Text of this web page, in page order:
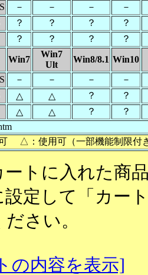
－ － －
－
？ ？ ？
？
？ ？ ？
？
Win7
Win7
Ult
Win8/8.1 Win10
－ － －
－
△ △ ？
？
△ △ ？
？
△：使用可（一部機能制限
ートに入れた商
設定して「カー
さい。
の内容を表示]